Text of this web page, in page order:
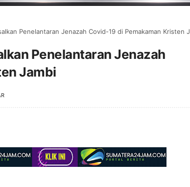
Penelantaran Jenazah Covid-19 di Pemakaman Kristen Jambi
Penelantaran Jenazah
Jambi